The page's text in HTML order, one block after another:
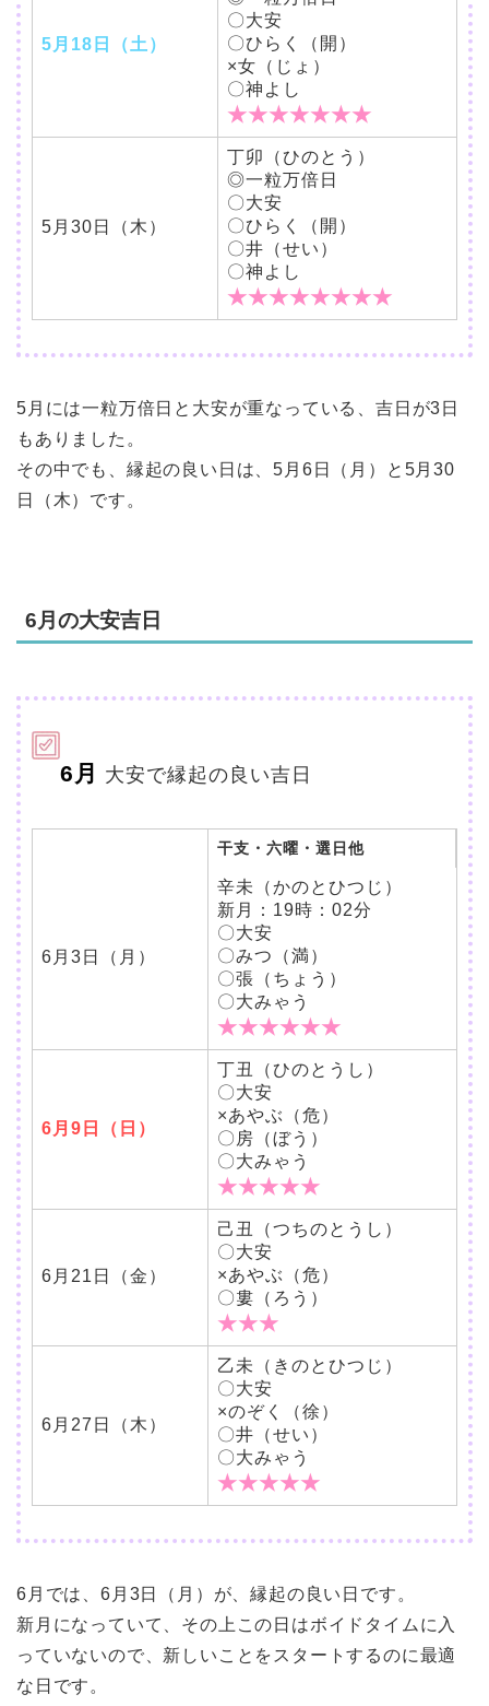
5月18日（土）
〇大安
〇ひらく（開）
×女（じょ）
〇神よし
★★★★★★★
5月30日（木）
丁卯（ひのとう）
◎一粒万倍日
〇大安
〇ひらく（開）
〇井（せい）
〇神よし
★★★★★★★★
5月には一粒万倍日と大安が重なっている、吉日が3日
もありました。
その中でも、縁起の良い日は、5月6日（月）と5月30
日（木）です。
6月の大安吉日
6月 大安で縁起の良い吉日
干支・六曜・選日他
6月3日（月）
辛未（かのとひつじ）
新月：19時：02分
〇大安
〇みつ（満）
〇張（ちょう）
〇大みゃう
★★★★★★
6月9日（日）
丁丑（ひのとうし）
〇大安
×あやぶ（危）
〇房（ぼう）
〇大みゃう
★★★★★
6月21日（金）
己丑（つちのとうし）
〇大安
×あやぶ（危）
〇婁（ろう）
★★★
6月27日（木）
乙未（きのとひつじ）
〇大安
×のぞく（徐）
〇井（せい）
〇大みゃう
★★★★★
6月では、6月3日（月）が、縁起の良い日です。
新月になっていて、その上この日はボイドタイムに入
っていないので、新しいことをスタートするのに最適
な日です。